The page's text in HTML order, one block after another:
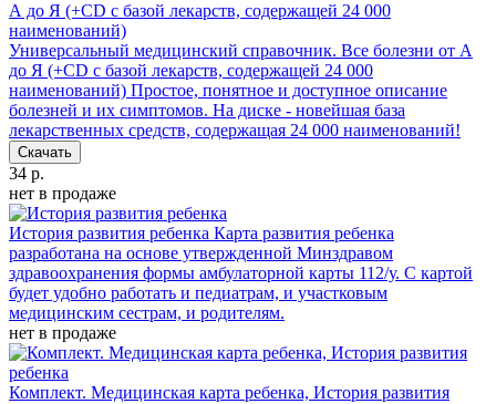
Универсальный медицинский справочник. Все болезни от А
до Я (+CD с базой лекарств, содержащей 24 000
наименований) Простое, понятное и доступное описание
болезней и их симптомов. На диске - новейшая база
лекарственных средств, содержащая 24 000 наименований!
Скачать
34 р.
нет в продаже
История развития ребенка Карта развития ребенка
разработана на основе утвержденной Минздравом
здравоохранения формы амбулаторной карты 112/у. С картой
будет удобно работать и педиатрам, и участковым
медицинским сестрам, и родителям.
нет в продаже
Комплект. Медицинская карта ребенка, История развития